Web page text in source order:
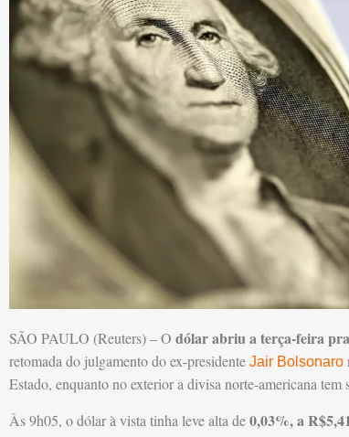
SÃO PAULO (Reuters) – O dólar abriu a terça-feira
retomada do julgamento do ex-presidente Jair Bolsonaro
Estado, enquanto no exterior a divisa norte-americana tem
Às 9h05, o dólar à vista tinha leve alta de0,03%, a